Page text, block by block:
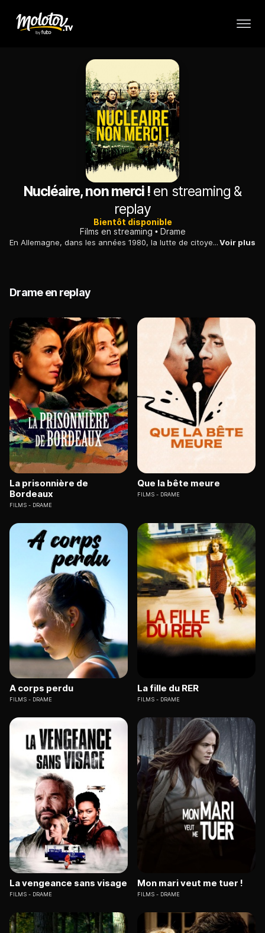
Nucléaire, non merci ! en streaming &
replay
Bientôt disponible
Films en streaming
Drame
En Allemagne, dans les années 1980, la lutte de citoyens engagés contre l'ouverture d'une usine de traitement des déchets nucléaires dans leur région.Voir plus
Drame en replay
La prisonnière de
Bordeaux
FILMS DRAME
Que la bête meure
FILMS DRAME
A corps perdu
FILMS DRAME
La fille du RER
FILMS DRAME
La vengeance sans visage
FILMS DRAME
Mon mari veut me tuer !
FILMS DRAME